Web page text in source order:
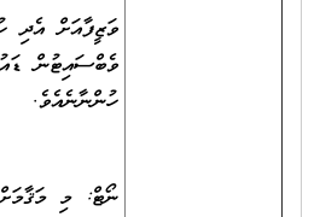
ވަޒީފާއަށް އެދި
ވެބްސައިޓުން
ހުންނާނެއެވެ.
ނޯޓް: މި